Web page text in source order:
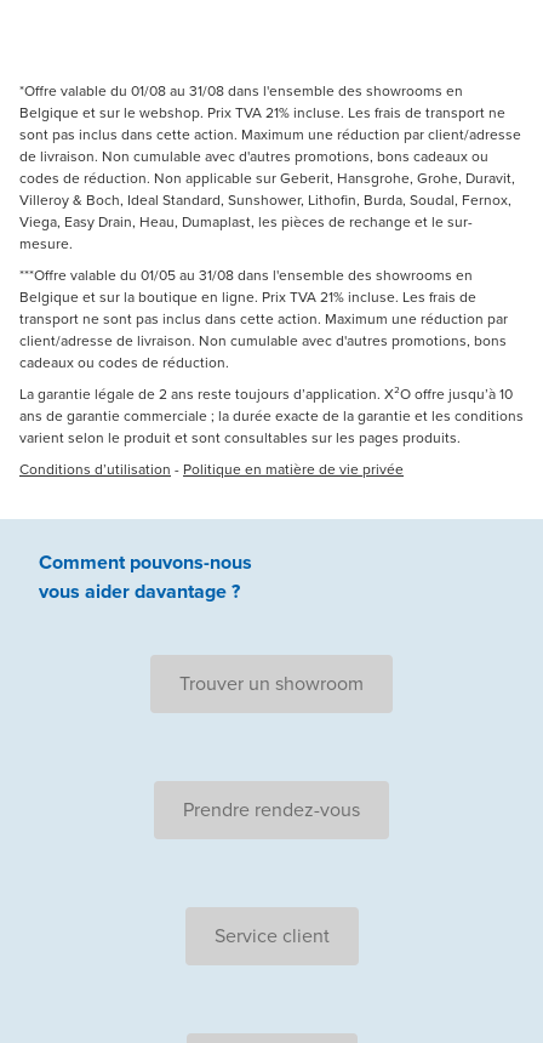
*Offre valable du 01/08 au 31/08 dans l'ensemble des showrooms en
Belgique et sur le webshop. Prix TVA 21% incluse. Les frais de transport ne
sont pas inclus dans cette action. Maximum une réduction par client/adresse
de livraison. Non cumulable avec d'autres promotions, bons cadeaux ou
codes de réduction. Non applicable sur Geberit, Hansgrohe, Grohe, Duravit,
Villeroy & Boch, Ideal Standard, Sunshower, Lithofin, Burda, Soudal, Fernox,
Viega, Easy Drain, Heau, Dumaplast, les pièces de rechange et le sur-
mesure.
***Offre valable du 01/05 au 31/08 dans l'ensemble des showrooms en
Belgique et sur la boutique en ligne. Prix TVA 21% incluse. Les frais de
transport ne sont pas inclus dans cette action. Maximum une réduction par
client/adresse de livraison. Non cumulable avec d'autres promotions, bons
cadeaux ou codes de réduction.
La garantie légale de 2 ans reste toujours d’application. X²O offre jusqu’à 10
ans de garantie commerciale ; la durée exacte de la garantie et les conditions
varient selon le produit et sont consultables sur les pages produits.
Conditions d’utilisation - Politique en matière de vie privée
Comment pouvons-nous
vous aiderdavantage ?
Trouver un showroom
Prendre rendez-vous
Service client